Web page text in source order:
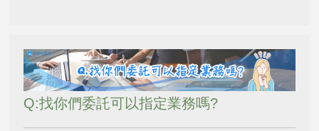
Q:找你們委託可以指定業務嗎?